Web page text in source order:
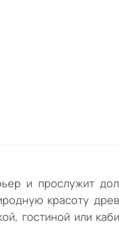
и прослужит
красоту
гостиной или